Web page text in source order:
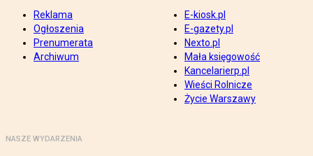
Reklama
Ogłoszenia
Prenumerata
Archiwum
E-kiosk.pl
E-gazety.pl
Nexto.pl
Mała księgowość
Kancelarierp.pl
Wieści Rolnicze
Życie Warszawy
NASZE WYDARZENIA